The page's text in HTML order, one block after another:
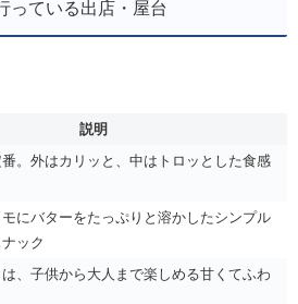
っている出店・屋台
説明
。外はカリッと、中はトロッとした食感
にバターをたっぷりと溶かしたシンプル
ック
、子供から大人まで楽しめる甘くてふわ